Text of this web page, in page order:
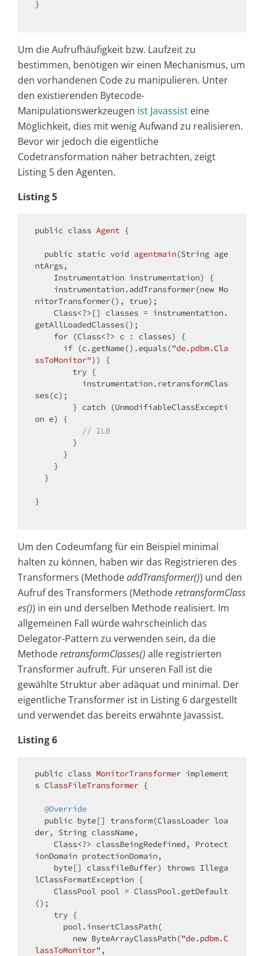
}
Um die Aufrufhäufigkeit bzw. Laufzeit zu
bestimmen, benötigen wir einen Mechanismus, um
den vorhandenen Code zu manipulieren. Unter
den existierenden Bytecode-
Manipulationswerkzeugen ist Javassist eine
Möglichkeit, dies mit wenig Aufwand zu realisieren.
Bevor wir jedoch die eigentliche
Codetransformation näher betrachten, zeigt
Listing 5 den Agenten.
Listing 5
public class Agent {
public static void agentmain(String age
ntArgs,
    Instrumentation instrumentation)
{
    instrumentation.addTransformer(
new Mo
nitorTransformer(), true);
getAllLoadedClasses();
for (Class<?> c : classes) {
if (c.getName().equals("de.pdbm.Cla
ssToMonitor")) {
try {
ses(c);
        }
catch (UnmodifiableClassExcepti
on e) {
// ILB
}
Um den Codeumfang für ein Beispiel minimal
halten zu können, haben wir das Registrieren des
Transformers (MethodeaddTransformer()) und den
Aufruf des Transformers (MethoderetransformClass
es()) in ein und derselben Methode realisiert. Im
allgemeinen Fall würde wahrscheinlich das
Delegator-Pattern zu verwenden sein, da die
MethoderetransformClasses() alle registrierten
Transformer aufruft. Für unseren Fall ist die
gewählte Struktur aber adäquat und minimal. Der
eigentliche Transformer ist in Listing 6 dargestellt
und verwendet das bereits erwähnte Javassist.
Listing 6
public class MonitorTransformer implement
s ClassFileTransformer {
@Override
public byte[] transform(ClassLoader loa
der, String className,
ionDomain protectionDomain,
byte[] classfileBuffer) throws Illega
lClassFormatException {
();
try {
new ByteArrayClassPath("de.pdbm.C
lassToMonitor" ,